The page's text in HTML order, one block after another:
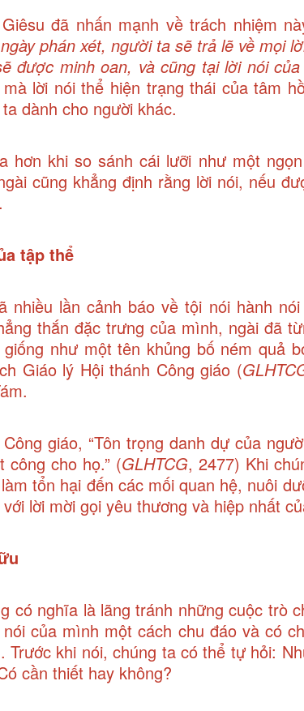
đã nhấn mạnh về trách nhiệm
phán xét, người ta sẽ trả lẽ về mọi
được minh oan, và cũng tại lời nói
lời nói thể hiện trạng thái của tâm
dành cho người khác.
hơn khi so sánh cái lưỡi như một
cũng khẳng định rằng lời nói, nếu
tập thể
nhiều lần cảnh báo về tội nói hành
thắn đặc trưng của mình, ngài đã
như một tên khủng bố ném quả
Giáo lý Hội thánh Công giáo (
giáo, “Tôn trọng danh dự của
cho họ.” (GLHTCG, 2477) Khi
tổn hại đến các mối quan hệ, nuôi
lời mời gọi yêu thương và hiệp nhất
có nghĩa là lãng tránh những cuộc trò
của mình một cách chu đáo và có
Trước khi nói, chúng ta có thể tự hỏi:
cần thiết hay không?